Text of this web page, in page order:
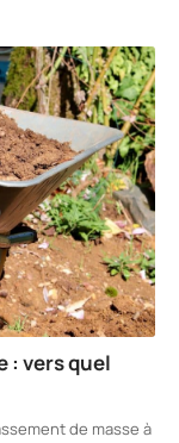
: vers quel
de masse à